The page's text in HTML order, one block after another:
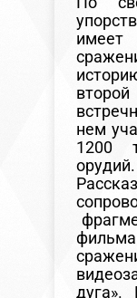
нем
1200
орудий.
дуга».